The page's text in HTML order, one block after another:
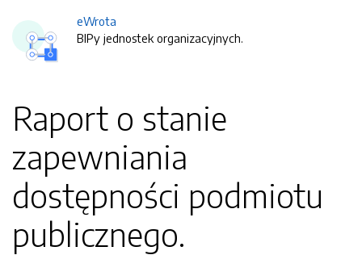
eWrota
BIPy jednostek organizacyjnych.
Raport o stanie
zapewniania
dostępności podmiotu
publicznego.